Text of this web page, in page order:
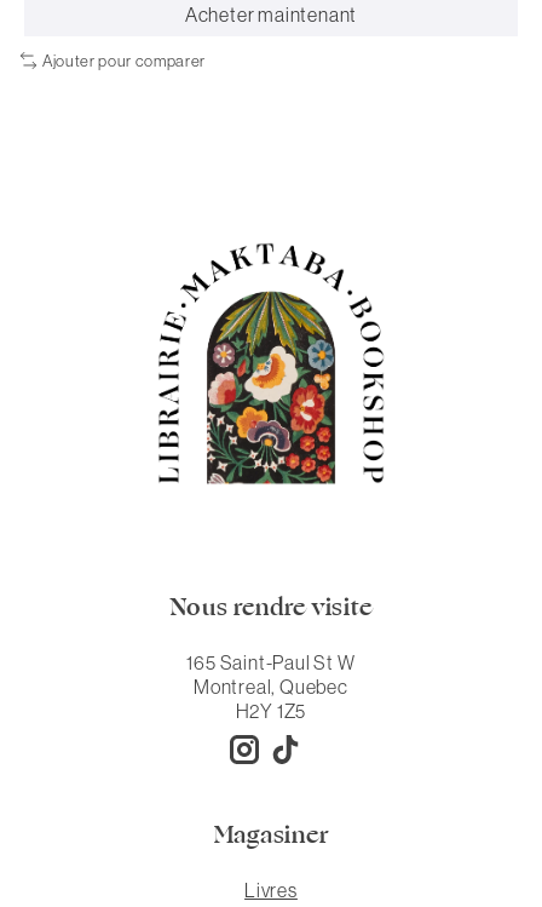
Acheter maintenant
Ajouter pour comparer
Nous rendre visite
165 Saint-Paul St W
Montreal, Quebec
H2Y 1Z5
Magasiner
Livres